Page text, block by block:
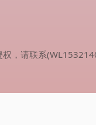
，请联系